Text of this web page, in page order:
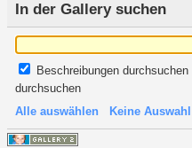
In der Gallery suchen
Beschreibungen durchsuchen
durchsuchen
Alle auswählen
Keine Auswahl